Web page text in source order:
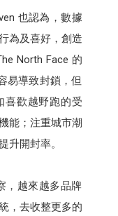
也認為，數據
為及喜好，創造
North Face 的
易導致封鎖，但
喜歡越野跑的受
能；注重城市潮
升開封率。
，越來越多品牌
，去收整更多的